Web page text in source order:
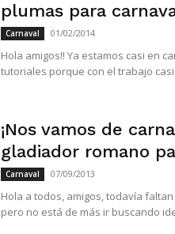
plumas para
Carnaval 01/02/2014
Hola amigos!! Ya estamos casi en
tutoriales porque con el trabajo
¡Nos vamos de
gladiador romano
Carnaval 07/09/2013
Hola a todos, amigos, todavía
pero no está de más ir buscando